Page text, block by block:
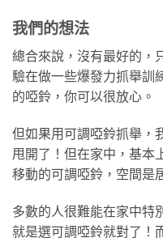
我們的想法
總合來說，沒有最好的，
驗在做一些爆發力抓舉訓
的啞鈴，你可以很放心。
但如果用可調啞鈴抓舉，
甩開了！但在家中，基本
移動的可調啞鈴，空間是
多數的人很難能在家中特
就是選可調啞鈴就對了！